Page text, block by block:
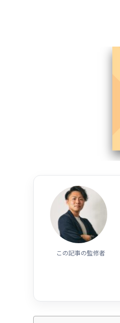
この記事の監修者